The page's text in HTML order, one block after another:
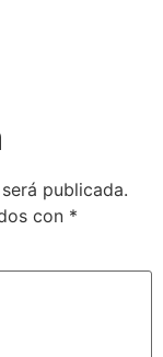
publicada.
con *